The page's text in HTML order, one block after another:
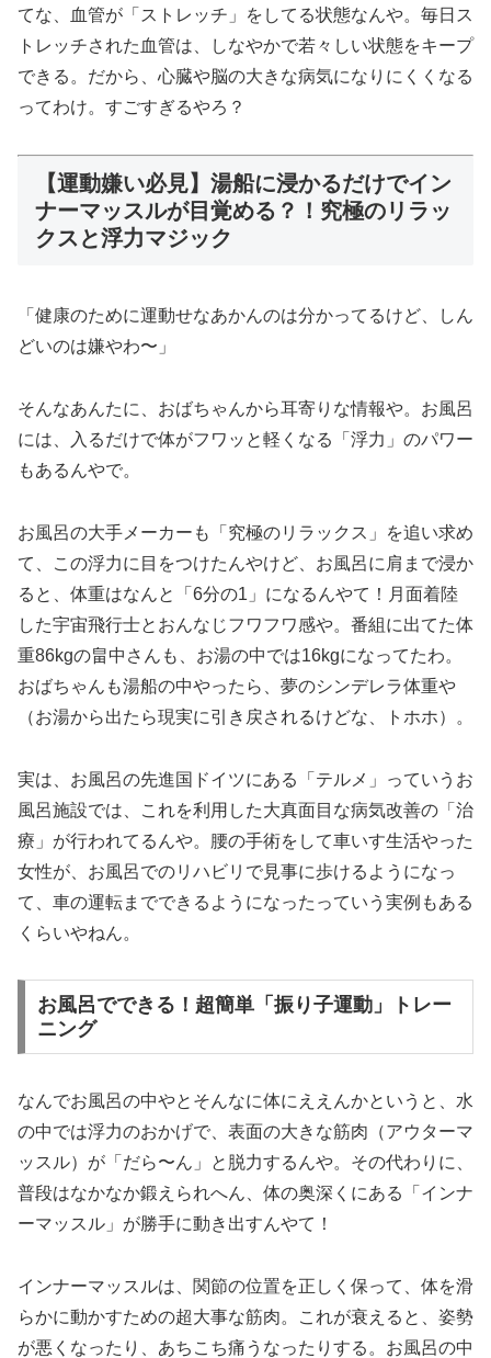
てな、血管が「ストレッチ」をしてる状態なんや。毎日ス
トレッチされた血管は、しなやかで若々しい状態をキープ
できる。だから、心臓や脳の大きな病気になりにくくなる
ってわけ。すごすぎるやろ？
【運動嫌い必見】湯船に浸かるだけでイン
ナーマッスルが目覚める？！究極のリラッ
クスと浮力マジック
「健康のために運動せなあかんのは分かってるけど、しん
どいのは嫌やわ〜」
そんなあんたに、おばちゃんから耳寄りな情報や。お風呂
には、入るだけで体がフワッと軽くなる「浮力」のパワー
もあるんやで。
お風呂の大手メーカーも「究極のリラックス」を追い求め
て、この浮力に目をつけたんやけど、お風呂に肩まで浸か
ると、体重はなんと「6分の1」になるんやて！月面着陸
した宇宙飛行士とおんなじフワフワ感や。番組に出てた体
重86kgの畠中さんも、お湯の中では16kgになってたわ。
おばちゃんも湯船の中やったら、夢のシンデレラ体重や
（お湯から出たら現実に引き戻されるけどな、トホホ）。
実は、お風呂の先進国ドイツにある「テルメ」っていうお
風呂施設では、これを利用した大真面目な病気改善の「治
療」が行われてるんや。腰の手術をして車いす生活やった
女性が、お風呂でのリハビリで見事に歩けるようになっ
て、車の運転までできるようになったっていう実例もある
くらいやねん。
お風呂でできる！超簡単「振り子運動」トレー
ニング
なんでお風呂の中やとそんなに体にええんかというと、水
の中では浮力のおかげで、表面の大きな筋肉（アウターマ
ッスル）が「だら〜ん」と脱力するんや。その代わりに、
普段はなかなか鍛えられへん、体の奥深くにある「インナ
ーマッスル」が勝手に動き出すんやて！
インナーマッスルは、関節の位置を正しく保って、体を滑
らかに動かすための超大事な筋肉。これが衰えると、姿勢
が悪くなったり、あちこち痛うなったりする。お風呂の中